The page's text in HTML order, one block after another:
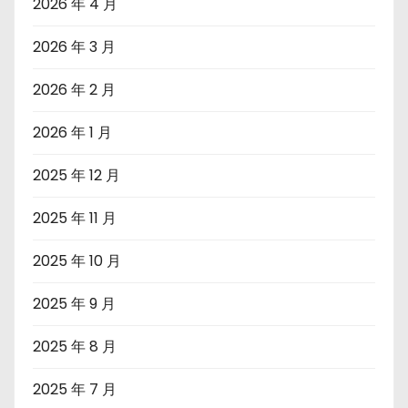
2026 年 3 月
2026 年 2 月
2026 年 1 月
2025 年 12 月
2025 年 11 月
2025 年 10 月
2025 年 9 月
2025 年 8 月
2025 年 7 月